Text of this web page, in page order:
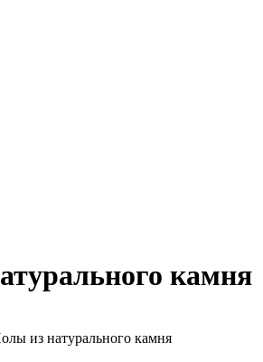
камня
из натурального камня